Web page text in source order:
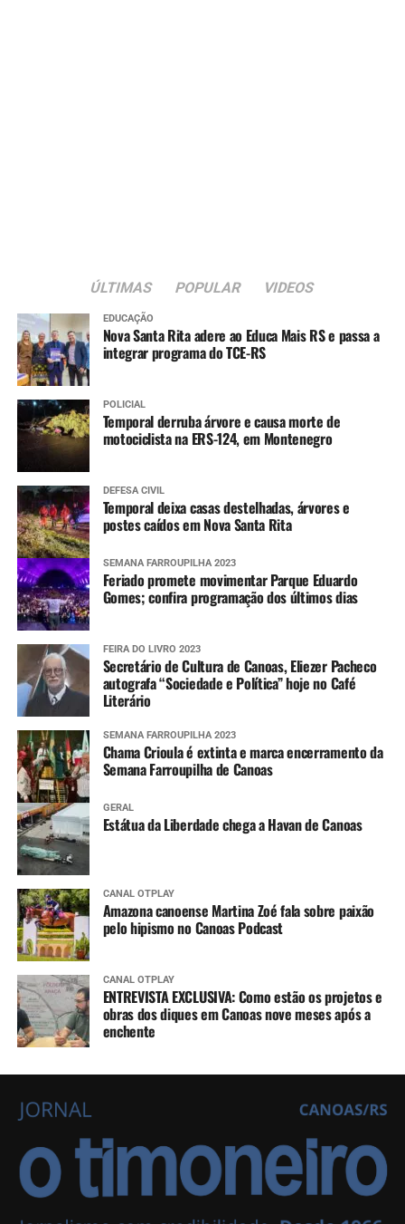
ÚLTIMAS POPULAR VIDEOS
EDUCAÇÃO
Nova Santa Rita adere ao Educa Mais RS e passa a
integrar programa do TCE-RS
POLICIAL
Temporal derruba árvore e causa morte de
motociclista na ERS-124, em Montenegro
DEFESA CIVIL
Temporal deixa casas destelhadas, árvores e
postes caídos em Nova Santa Rita
SEMANA FARROUPILHA 2023
Feriado promete movimentar Parque Eduardo
Gomes; confira programação dos últimos dias
FEIRA DO LIVRO 2023
Secretário de Cultura de Canoas, Eliezer Pacheco
autografa “Sociedade e Política” hoje no Café
Literário
SEMANA FARROUPILHA 2023
Chama Crioula é extinta e marca encerramento da
Semana Farroupilha de Canoas
GERAL
Estátua da Liberdade chega a Havan de Canoas
CANAL OTPLAY
Amazona canoense Martina Zoé fala sobre paixão
pelo hipismo no Canoas Podcast
CANAL OTPLAY
ENTREVISTA EXCLUSIVA: Como estão os projetos e
obras dos diques em Canoas nove meses após a
enchente